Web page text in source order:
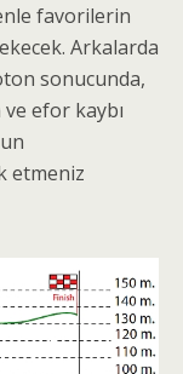
favorilerin
Arkalarda
sonucunda,
efor kaybı
etmeniz